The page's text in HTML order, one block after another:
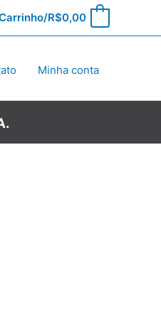
R$0,00
Minha conta